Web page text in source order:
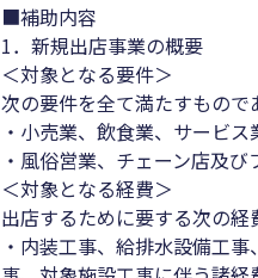
■補助内容
1．新規出店事業の概要
＜対象となる要件＞
次の要件を全て満たすもので
・小売業、飲食業、サービ
・風俗営業、チェーン店及
＜対象となる経費＞
出店するために要する次の経
・内装工事、給排水設備工